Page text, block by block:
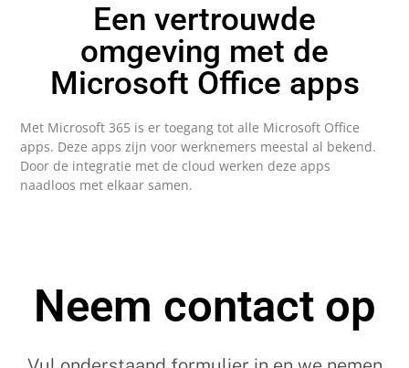
Een vertrouwde
omgeving met de
Microsoft Office apps
Met Microsoft 365 is er toegang tot alle Microsoft Office
apps. Deze apps zijn voor werknemers meestal al bekend.
Door de integratie met de cloud werken deze apps
naadloos met elkaar samen.
Neem contact op